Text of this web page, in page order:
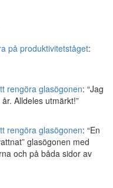
på produktivitetståget:
rengöra glasögonen: “Jag
Alldeles utmärkt!”
rengöra glasögonen: “En
glasögonen med
och på båda sidor av